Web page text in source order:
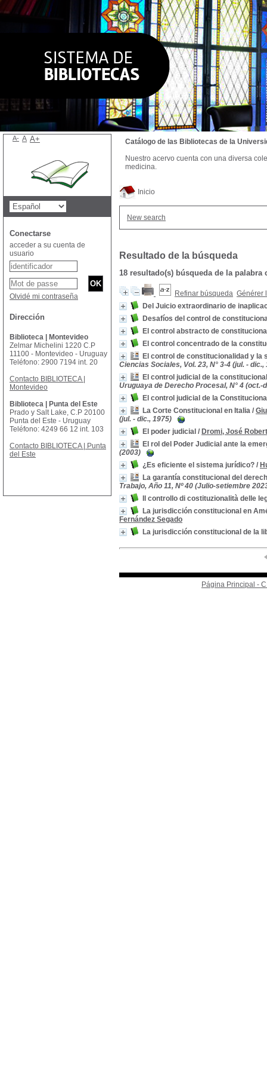
Inicio
New search
Resultado de la búsqueda
18 resultado(s) búsqueda de la palabra
Refinar búsqueda Générer
Del Juicio extraordinario de
Desafíos del control de
El control abstracto de
El control concentrado de la
El control de constitucionalidad y la
Ciencias Sociales, Vol. 23, N° 3-4 (jul. - dic.,
El control judicial de la
Uruguaya de Derecho Procesal, N° 4 (oct.-
El control judicial de la
La Corte Constitucional en Italia /
(jul. - dic., 1975)
El poder judicial / Dromi, José
El rol del Poder Judicial ante la
(2003)
¿Es eficiente el sistema jurídico? /
La garantía constitucional del
Trabajo, Año 11, Nº 40 (Julio-setiembre
Il controllo di costituzionalità delle
La jurisdicción constitucional en
Fernández Segado
La jurisdicción constitucional de la
Página Principal -
Catálogo de las Bibliotecas de la
Nuestro acervo cuenta con una diversa
medicina.
A- A A+
Conectarse
acceder a su cuenta de
usuario
Olvidé mi contraseña
Dirección
Biblioteca | Montevideo
Zelmar Michelini 1220 C.P
11100 - Montevideo - Uruguay
Teléfono: 2900 7194 int. 20
Contacto BIBLIOTECA |
Montevideo
Biblioteca | Punta del Este
Prado y Salt Lake, C.P 20100
Punta del Este - Uruguay
Teléfono: 4249 66 12 int. 103
Contacto BIBLIOTECA | Punta
del Este